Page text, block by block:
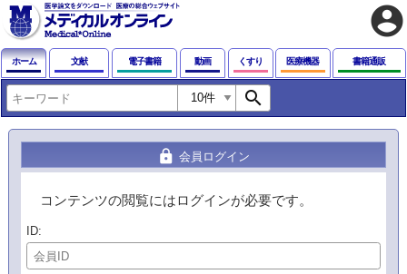
account_circle
ホーム 文献 電子書籍 動画 くすり 医療機器 書籍通販
search
lock 会員ログイン
コンテンツの閲覧にはログインが必要です。
ID